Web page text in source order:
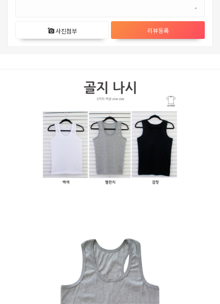
add_a_photo사진첨부 리뷰등록